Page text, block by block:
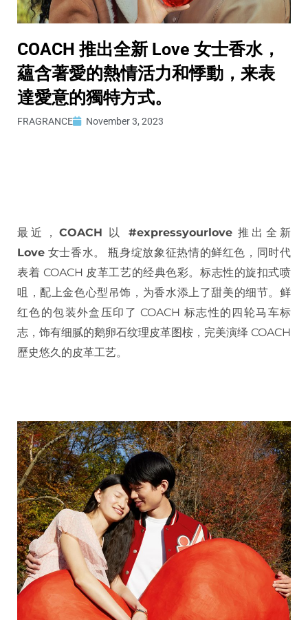
COACH 推出全新 Love 女士香水，
蘊含著愛的熱情活力和悸動，来表
達愛意的獨特方式。
FRAGRANCE November 3, 2023
最近， COACH 以 #expressyourlove推出全新
Love 女士香水。 瓶身绽放象征热情的鲜红色，同时代
表着 COACH 皮革工艺的经典色彩。标志性的旋扣式喷
咀，配上金色心型吊饰，为香水添上了甜美的细节。鲜
红色的包装外盒压印了 COACH 标志性的四轮马车标
志，饰有细腻的鹅卵石纹理皮革图桉，完美演绎 COACH
歷史悠久的皮革工艺。